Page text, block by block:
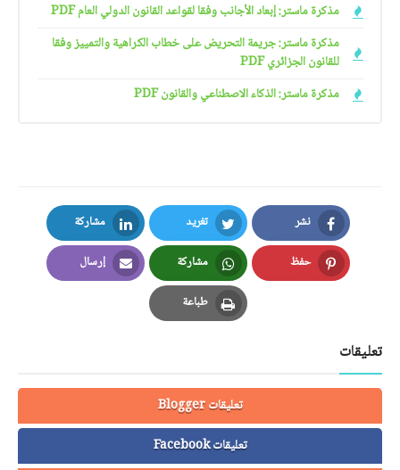
مذكرة ماستر: إبعاد الأجانب وفقا لقواعد القانون الدولي العام PDF
مذكرة ماستر: جريمة التحريض على خطاب الكراهية والتمييز وفقا
للقانون الجزائري PDF
مذكرة ماستر: الذكاء الاصطناعي والقانون PDF
نشر
Facebook
تغريد
Twitter
مشاركة
LinkedIn
حفظ
Pinterest
مشاركة
Whatsapp
إرسال
Email
طباعة
Print
تعليقات
تعليقات Blogger
تعليقات Facebook